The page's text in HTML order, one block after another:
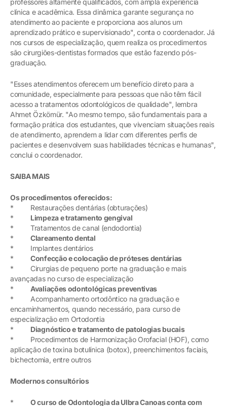
professores altamente qualificados, com ampla experiência
clínica e acadêmica. Essa dinâmica garante segurança no
atendimento ao paciente e proporciona aos alunos um
aprendizado prático e supervisionado", conta o coordenador. Já
nos cursos de especialização, quem realiza os procedimentos
são cirurgiões-dentistas formados que estão fazendo pós-
graduação.
"Esses atendimentos oferecem um benefício direto para a
comunidade, especialmente para pessoas que não têm fácil
acesso a tratamentos odontológicos de qualidade", lembra
Ahmet Özkömür. "Ao mesmo tempo, são fundamentais para a
formação prática dos estudantes, que vivenciam situações reais
de atendimento, aprendem a lidar com diferentes perfis de
pacientes e desenvolvem suas habilidades técnicas e humanas",
conclui o coordenador.
SAIBA MAIS
Os procedimentos oferecidos:
* Restaurações dentárias (obturações)
* Limpeza e tratamento gengival
* Tratamentos de canal (endodontia)
* Clareamento dental
* Implantes dentários
* Confecção e colocação de próteses dentárias
* Cirurgias de pequeno porte na graduação e mais
avançadas no curso de especialização
* Avaliações odontológicas preventivas
* Acompanhamento ortodôntico na graduação e
encaminhamentos, quando necessário, para curso de
especialização em Ortodontia
* Diagnóstico e tratamento de patologias bucais
* Procedimentos de Harmonização Orofacial (HOF), como
aplicação de toxina botulínica (botox), preenchimentos faciais,
bichectomia, entre outros
Modernos consultórios
* O curso de Odontologia da Ulbra Canoas conta com